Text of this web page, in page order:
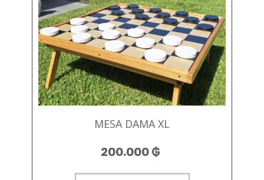
MESA DAMA XL
200.000₲